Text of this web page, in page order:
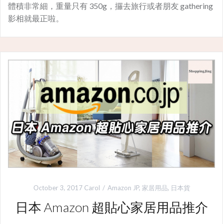
體積非常細，重量只有 350g，攞去旅行或者朋友 gathering
影相就最正啦。
October 3, 2017 Carol Amazon JP, 家居用品, 日本貨
日本 Amazon 超貼心家居用品推介